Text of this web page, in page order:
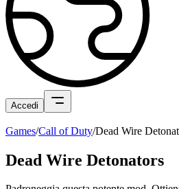
Accedi
Games/Call of Duty/Dead Wire
Dead Wire Detonators